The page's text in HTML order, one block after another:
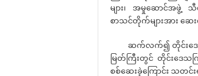
များ၊ အမှုဆောင်အဖွဲ့ သီ
စာသင်တိုက်များအား ဆေး
ဆက်လက်၍ တိုင်းဒေသကြီ
မြတ်ကြီးတွင် တိုင်းဒေ
စစ်ဆေးခဲ့ကြောင်း သတင်